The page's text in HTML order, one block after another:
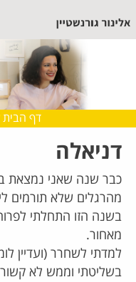
דף הבית
דניאלה
כבר שנה שאני נמצאת
מהרגלים שלא תורמים
בשנה הזו התחלתי
מאחור.
למדתי לשחרר (ועדיין
בשליטתי וממש לא